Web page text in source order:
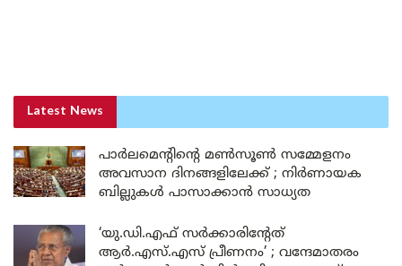
Latest News
പാർലമെന്റിന്റെ മൺസൂൺ സമ്മേളനം
അവസാന ദിനങ്ങളിലേക്ക് ; നിർണായക
ബില്ലുകൾ പാസാക്കാൻ സാധ്യത
‘യു.ഡി.എഫ് സർക്കാരിന്റേത്
ആർ.എസ്.എസ് പ്രീണനം’ ; വന്ദേമാതരം